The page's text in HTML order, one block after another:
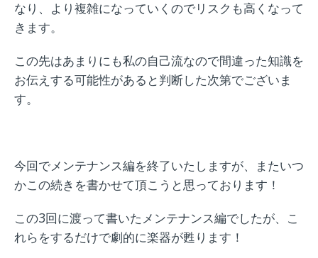
なり、より複雑になっていくのでリスクも高くなって
きます。
この先はあまりにも私の自己流なので間違った知識を
お伝えする可能性があると判断した次第でございま
す。
今回でメンテナンス編を終了いたしますが、またいつ
かこの続きを書かせて頂こうと思っております！
この3回に渡って書いたメンテナンス編でしたが、こ
れらをするだけで劇的に楽器が甦ります！